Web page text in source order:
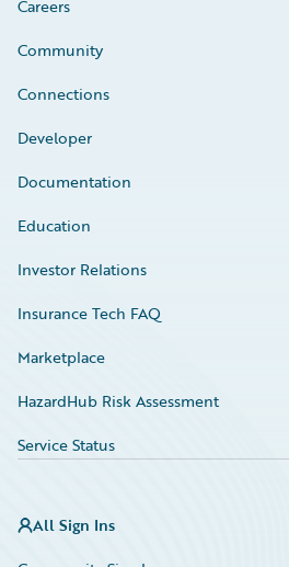
Careers
Community
Connections
Developer
Documentation
Education
Investor Relations
Insurance Tech FAQ
Marketplace
HazardHub Risk Assessment
Service Status
All Sign Ins